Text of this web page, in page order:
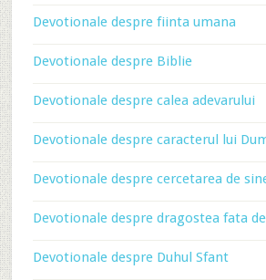
Devotionale despre fiinta umana
Devotionale despre Biblie
Devotionale despre calea adevarului
Devotionale despre caracterul lui
Devotionale despre cercetarea de
Devotionale despre dragostea fata
Devotionale despre Duhul Sfant